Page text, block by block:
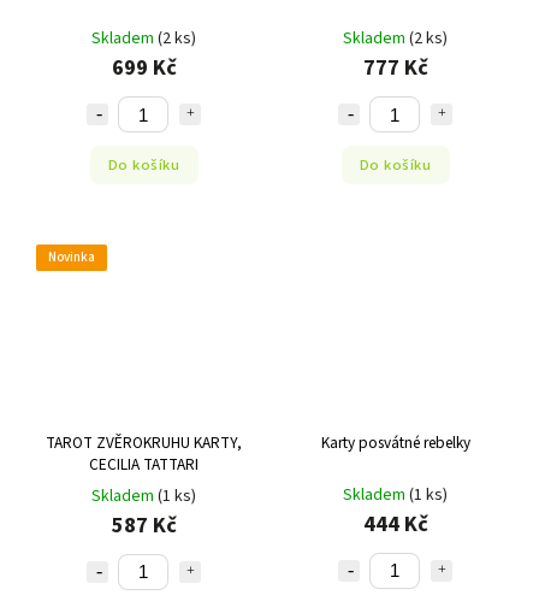
Skladem (2 ks)
699 Kč
Do košíku
Skladem (2 ks)
777 Kč
Do košíku
Novinka
TAROT ZVĚROKRUHU KARTY,
CECILIA TATTARI
Skladem (1 ks)
587 Kč
Karty posvátné rebelky
Skladem (1 ks)
444 Kč